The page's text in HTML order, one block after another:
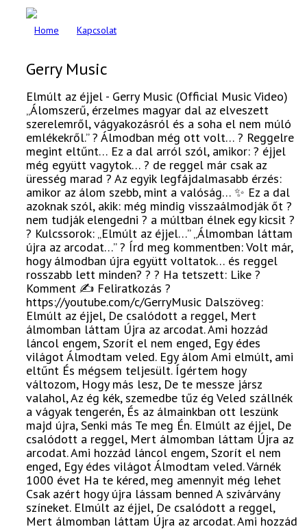
Home Kapcsolat
Gerry Music
Elmúlt az éjjel - Gerry Music (Official Music Video)
„Álomszerű, érzelmes magyar dal az elveszett
szerelemről, vágyakozásról és a soha el nem múló
emlékekről.” ? Álmodban még ott volt… ? Reggelre
megint eltűnt… Ez a dal arról szól, amikor: ? éjjel
még együtt vagytok… ? de reggel már csak az
üresség marad ? Az egyik legfájdalmasabb érzés:
amikor az álom szebb, mint a valóság… ✨ Ez a dal
azoknak szól, akik: még mindig visszaálmodják őt ?
nem tudják elengedni ? a múltban élnek egy kicsit ?
? Kulcssorok: „Elmúlt az éjjel…” „Álmomban láttam
újra az arcodat…” ? Írd meg kommentben: Volt már,
hogy álmodban újra együtt voltatok… és reggel
rosszabb lett minden? ? ? Ha tetszett: Like ?
Komment ✍️ Feliratkozás ?
https://youtube.com/c/GerryMusic Dalszöveg:
Elmúlt az éjjel, De csalódott a reggel, Mert
álmomban láttam Újra az arcodat. Ami hozzád
láncol engem, Szorít el nem enged, Egy édes
világot Álmodtam veled. Egy álom Ami elmúlt, ami
eltűnt És mégsem teljesült. Ígértem hogy
változom, Hogy más lesz, De te messze jársz
valahol, Az ég kék, szemedbe tűz ég Veled szállnék
a vágyak tengerén, És az álmainkban ott leszünk
majd újra, Senki más Te meg Én. Elmúlt az éjjel, De
csalódott a reggel, Mert álmomban láttam Újra az
arcodat. Ami hozzád láncol engem, Szorít el nem
enged, Egy édes világot Álmodtam veled. Várnék
1000 évet Ha te kéred, meg amennyit még lehet
Csak azért hogy újra lássam benned A szivárvány
színeket. Elmúlt az éjjel, De csalódott a reggel,
Mert álmomban láttam Újra az arcodat. Ami hozzád